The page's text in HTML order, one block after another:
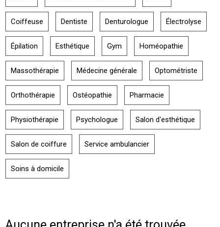
Coiffeuse Dentiste Denturologue Électrolyse
Épilation Esthétique Gym Homéopathie
Massothérapie Médecine générale Optométriste
Orthothérapie Ostéopathie Pharmacie
Physiothérapie Psychologue Salon d'esthétique
Salon de coiffure Service ambulancier
Soins à domicile